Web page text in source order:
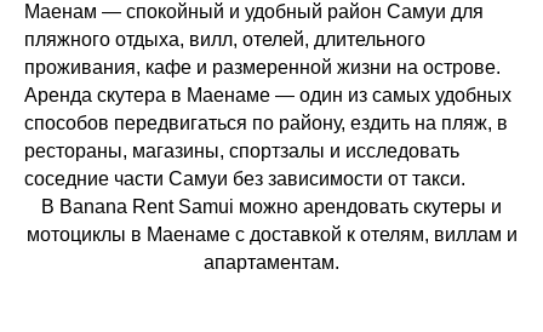
Маенам — спокойный и удобный район Самуи для
пляжного отдыха, вилл, отелей, длительного
проживания, кафе и размеренной жизни на острове.
Аренда скутера в Маенаме — один из самых удобных
способов передвигаться по району, ездить на пляж, в
рестораны, магазины, спортзалы и исследовать
соседние части Самуи без зависимости от такси.
В Banana Rent Samui можно арендовать скутеры и
мотоциклы в Маенаме с доставкой к отелям, виллам и
апартаментам.